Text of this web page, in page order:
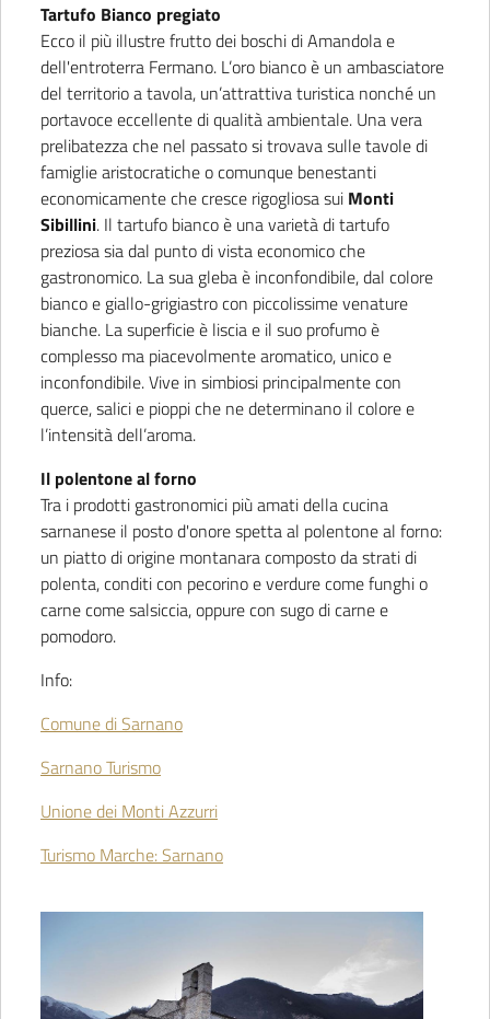
Tartufo Bianco pregiato
Ecco il più illustre frutto dei boschi di Amandola e
dell'entroterra Fermano. L’oro bianco è un ambasciatore
del territorio a tavola, un’attrattiva turistica nonché un
portavoce eccellente di qualità ambientale. Una vera
prelibatezza che nel passato si trovava sulle tavole di
famiglie aristocratiche o comunque benestanti
economicamente che cresce rigogliosa sui Monti
Sibillini. Il tartufo bianco è una varietà di tartufo
preziosa sia dal punto di vista economico che
gastronomico. La sua gleba è inconfondibile, dal colore
bianco e giallo-grigiastro con piccolissime venature
bianche. La superficie è liscia e il suo profumo è
complesso ma piacevolmente aromatico, unico e
inconfondibile. Vive in simbiosi principalmente con
querce, salici e pioppi che ne determinano il colore e
l’intensità dell’aroma.
Il polentone al forno
Tra i prodotti gastronomici più amati della cucina
sarnanese il posto d'onore spetta al polentone al forno:
un piatto di origine montanara composto da strati di
polenta, conditi con pecorino e verdure come funghi o
carne come salsiccia, oppure con sugo di carne e
pomodoro.
Info:
Comune di Sarnano
Sarnano Turismo
Unione dei Monti Azzurri
Turismo Marche: Sarnano